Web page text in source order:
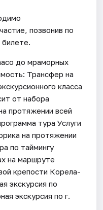
позвонив по
до мраморных
Трансфер на
класса
от набора
протяжении всей
тура Услуги
на протяжении
по таймингу
на маршруте
крепости Корела-
экскурсия по
экскурсия по г.